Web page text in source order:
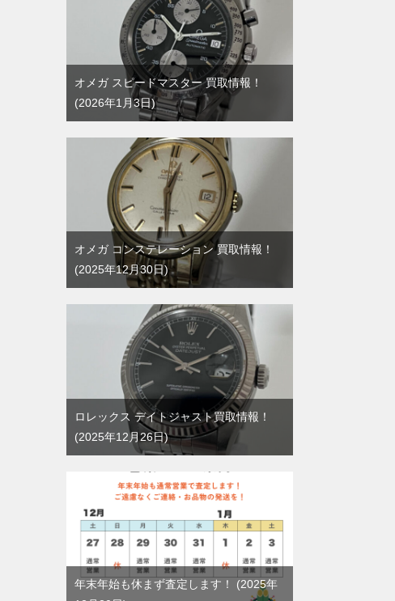
オメガ スピードマスター 買取情報！
2026年1月3日
オメガ コンステレーション 買取情報！
2025年12月30日
ロレックス デイトジャスト買取情報！
2025年12月26日
年末年始も休まず査定します！
2025年